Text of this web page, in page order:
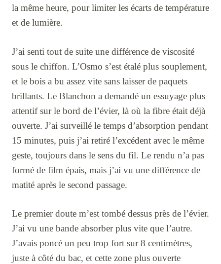
la même heure, pour limiter les écarts de température
et de lumière.
J’ai senti tout de suite une différence de viscosité
sous le chiffon. L’Osmo s’est étalé plus souplement,
et le bois a bu assez vite sans laisser de paquets
brillants. Le Blanchon a demandé un essuyage plus
attentif sur le bord de l’évier, là où la fibre était déjà
ouverte. J’ai surveillé le temps d’absorption pendant
15 minutes, puis j’ai retiré l’excédent avec le même
geste, toujours dans le sens du fil. Le rendu n’a pas
formé de film épais, mais j’ai vu une différence de
matité après le second passage.
Le premier doute m’est tombé dessus près de l’évier.
J’ai vu une bande absorber plus vite que l’autre.
J’avais poncé un peu trop fort sur 8 centimètres,
juste à côté du bac, et cette zone plus ouverte